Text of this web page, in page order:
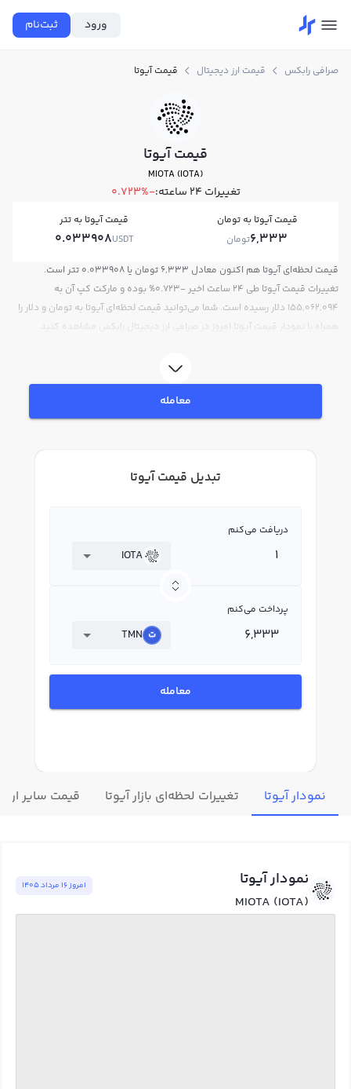
ورود ثبت‌نام
صرافی رابکس قیمت ارز دیجیتال قیمت آیوتا
قیمت آیوتا
MIOTA (IOTA)
تغییرات ۲۴ ساعته: -0.723%
قیمت آیوتا به تومان
6,333تومان
قیمت آیوتا به تتر
0.033908USDT
قیمت لحظه‌ای آیوتا هم اکنون معادل 6,333 تومان یا 0.033908 تتر است.
تغییرات قیمت آیوتا طی 24 ساعت اخیر -0.723% بوده و مارکت کپ آن به
155,062,094 دلار رسیده است. شما می‌توانید قیمت لحظه‌ای آیوتا به تومان و دلار را
همراه با نمودار قیمت آیوتا امروز در صرافی ارز دیجیتال رابکس مشاهده کنید.
معامله
تبدیل قیمت آیوتا
دریافت می‌کنم
IOTA
پرداخت می‌کنم
TMN
معامله
نمودار آیوتا تغییرات لحظه‌ای بازار آیوتا قیمت سایر
نمودار آیوتا
MIOTA (IOTA)
امروز ١٦ مرداد ١٤٠٥